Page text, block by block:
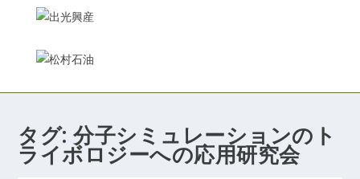
タグ:分子シミュレーションのト
ライボロジーへの応用研究会